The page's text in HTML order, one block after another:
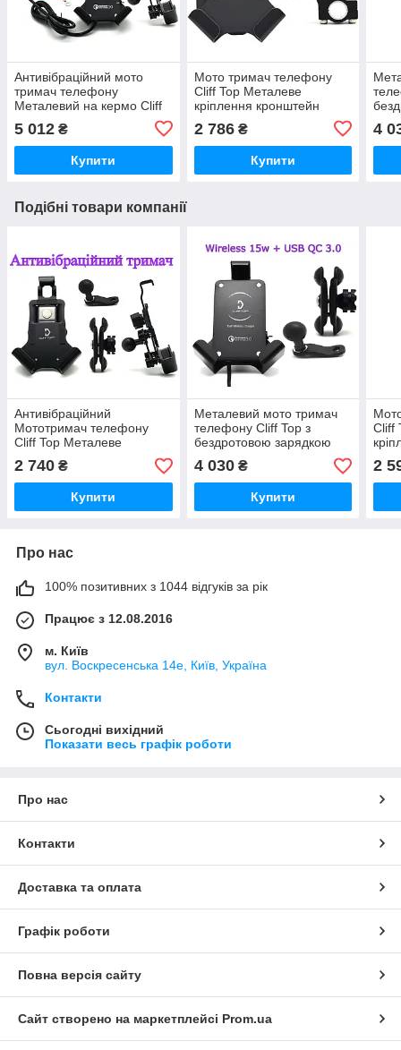
Антивібраційний мото
тримач телефону
Металевий на кермо Cliff
Top Wireless 15W + USB
5 012 ₴
Купити
Мото тримач телефону
Cliff Top Металеве
кріплення кронштейн
мотоцикла
2 786₴
Купити
4
Подібні товари компанії
Антивібраційний
Мототримач телефону
Cliff Top Металеве
кріплення кронштейн
телефону на дзеркало
мотоцикла
2 740 ₴
Купити
Металевий мото тримач
телефону Cliff Top з
бездротовою зарядкою
15w+USB в дзеркало
мотоцикла
4 030₴
Купити
Cliff
2
Про нас
100% позитивних з 1044 відгуків за рік
Працює з 12.08.2016
м. Київ
вул. Воскресенська 14е, Київ, Україна
Контакти
Сьогодні вихідний
Показати весь графік роботи
Про нас
Контакти
Доставка та оплата
Графік роботи
Повна версія сайту
Сайт створено на маркетплейсі Prom.ua